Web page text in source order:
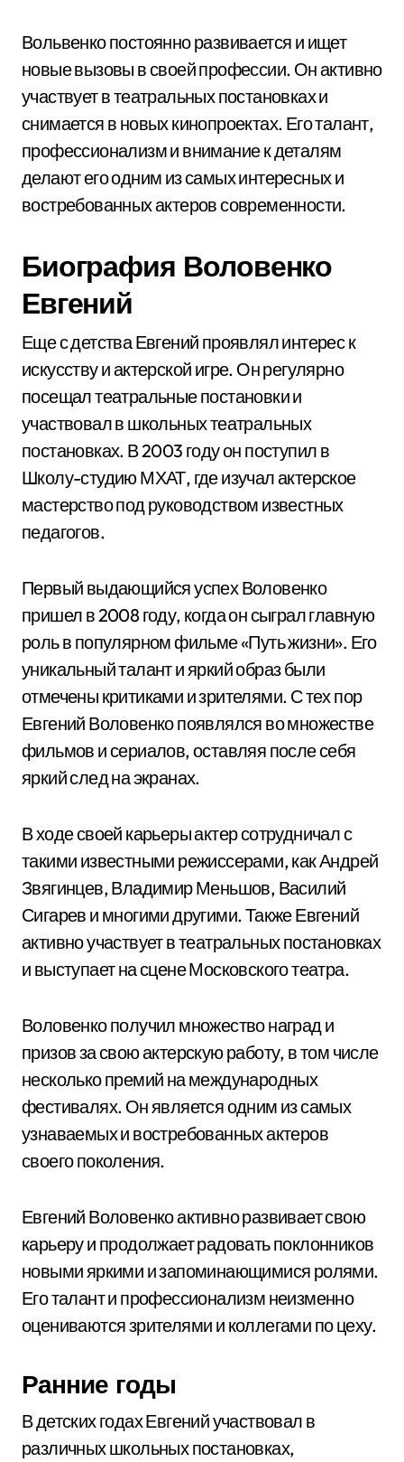
Вольвенко постоянно развивается и ищет
новые вызовы в своей профессии. Он активно
участвует в театральных постановках и
снимается в новых кинопроектах. Его талант,
профессионализм и внимание к деталям
делают его одним из самых интересных и
востребованных актеров современности.
Биография Воловенко
Евгений
Еще с детства Евгений проявлял интерес к
искусству и актерской игре. Он регулярно
посещал театральные постановки и
участвовал в школьных театральных
постановках. В 2003 году он поступил в
Школу-студию МХАТ, где изучал актерское
мастерство под руководством известных
педагогов.
Первый выдающийся успех Воловенко
пришел в 2008 году, когда он сыграл главную
роль в популярном фильме «Путь жизни». Его
уникальный талант и яркий образ были
отмечены критиками и зрителями. С тех пор
Евгений Воловенко появлялся во множестве
фильмов и сериалов, оставляя после себя
яркий след на экранах.
В ходе своей карьеры актер сотрудничал с
такими известными режиссерами, как Андрей
Звягинцев, Владимир Меньшов, Василий
Сигарев и многими другими. Также Евгений
активно участвует в театральных постановках
и выступает на сцене Московского театра.
Воловенко получил множество наград и
призов за свою актерскую работу, в том числе
несколько премий на международных
фестивалях. Он является одним из самых
узнаваемых и востребованных актеров
своего поколения.
Евгений Воловенко активно развивает свою
карьеру и продолжает радовать поклонников
новыми яркими и запоминающимися ролями.
Его талант и профессионализм неизменно
оцениваются зрителями и коллегами по цеху.
Ранние годы
В детских годах Евгений участвовал в
различных школьных постановках,